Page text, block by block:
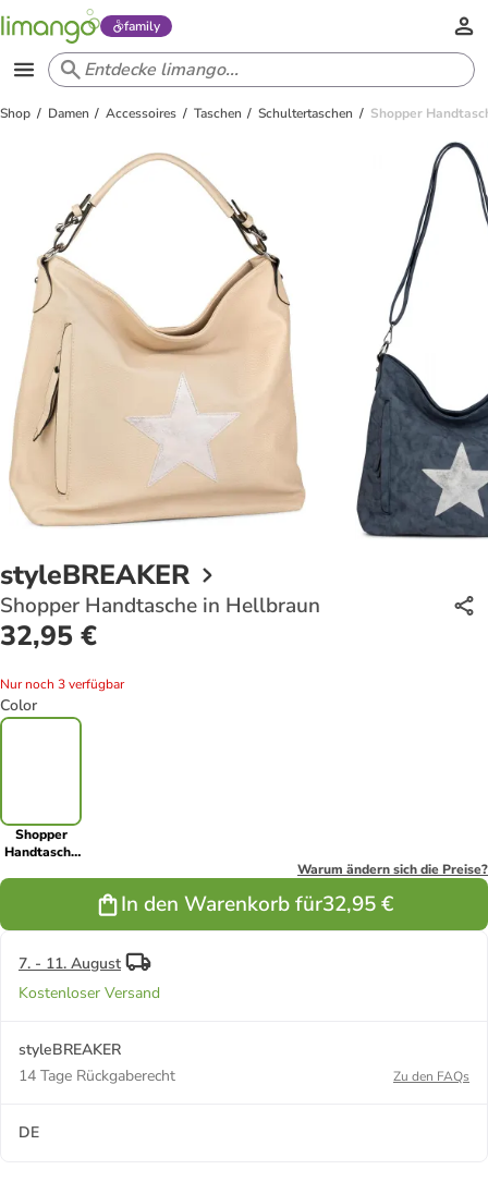
family
Shop Damen Accessoires Taschen Schultertaschen Shopper
styleBREAKER
Shopper Handtasche in Hellbraun
32,95 €
Nur noch 3 verfügbar
Color
Shopper
Handtasche
Warum ändern sich die Preise?
In den Warenkorb für32,95 €
7. - 11. August
Kostenloser Versand
styleBREAKER
14 Tage Rückgaberecht
Zu den FAQs
DE